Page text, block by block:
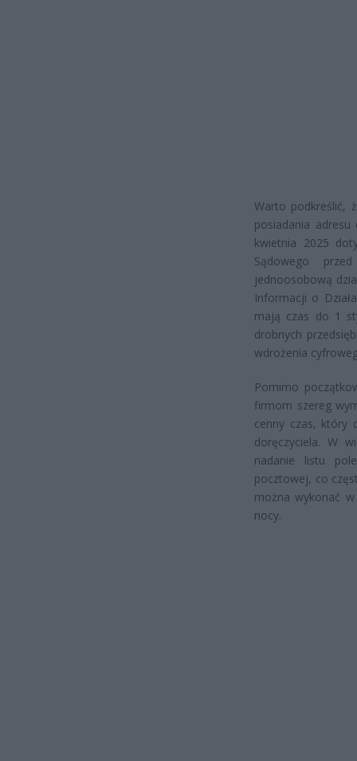
Warto podkreślić,
posiadania
kwietnia 2025
Sądowego
jednoosobową
Informacji o
mają czas do 1
drobnych
wdrożenia
Pomimo
firmom szereg
cenny czas, który
doręczyciela. W
nadanie listu
pocztowej, co
można wykonać
nocy.